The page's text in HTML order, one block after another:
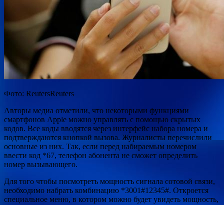
Фото: ReutersReuters
Авторы медиа отметили, что некоторыми функциями
смартфонов Apple можно управлять с помощью скрытых
кодов. Все коды вводятся через интерфейс набора номера и
подтверждаются кнопкой вызова. Журналисты перечислили
основные из них. Так, если перед набираемым номером
ввести код *67, телефон абонента не сможет определить
номер вызывающего.
Для того чтобы посмотреть мощность сигнала сотовой связи,
необходимо набрать комбинацию *3001#12345#. Откроется
специальное меню, в котором можно будет увидеть мощность,